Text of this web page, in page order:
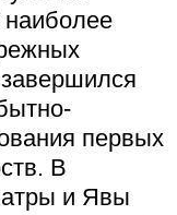
наиболее
первых
В
и Явы